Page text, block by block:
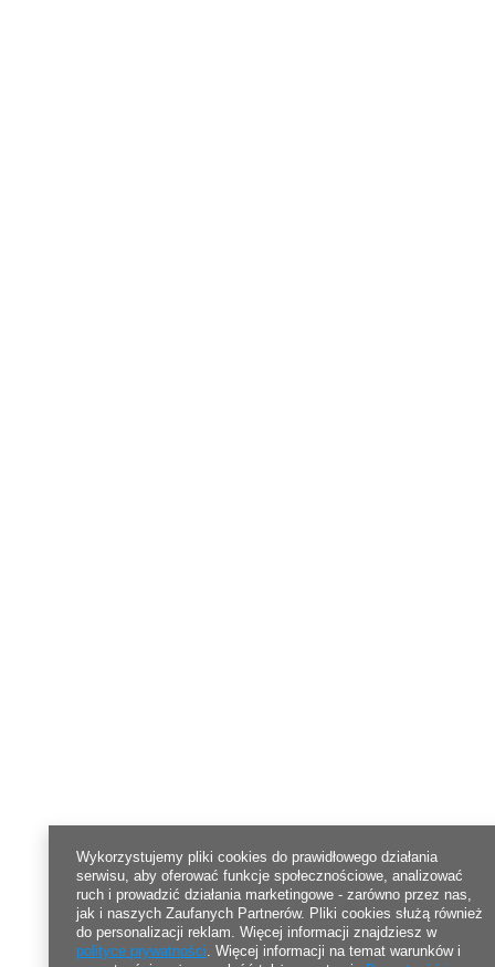
Wykorzystujemy pliki cookies do prawidłowego działania
serwisu, aby oferować funkcje społecznościowe, analizować
ruch i prowadzić działania marketingowe - zarówno przez nas,
jak i naszych Zaufanych Partnerów. Pliki cookies służą również
do personalizacji reklam. Więcej informacji znajdziesz w
polityce prywatności. Więcej informacji na temat warunków i